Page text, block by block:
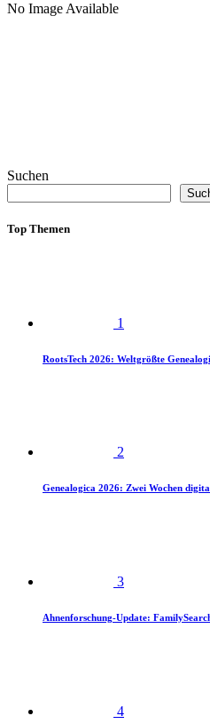
No Image Available
Suchen
Top Themen
1
RootsTech 2026: Weltgrößte
2
Genealogica 2026: Zwei Wochen
3
Ahnenforschung-Update:
4